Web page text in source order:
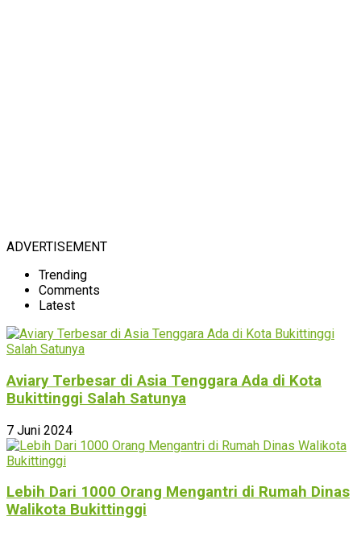
ADVERTISEMENT
Trending
Comments
Latest
Aviary Terbesar di Asia Tenggara Ada di Kota
Bukittinggi Salah Satunya
7 Juni 2024
Lebih Dari 1000 Orang Mengantri di Rumah Dinas
Walikota Bukittinggi